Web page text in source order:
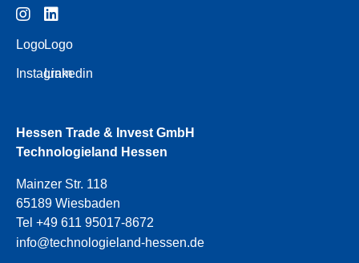
Logo
Instagram
Logo
Linkedin
Hessen Trade & Invest GmbH
Technologieland Hessen
Mainzer Str. 118
65189 Wiesbaden
Tel +49 611 95017-8672
info@technologieland-hessen.de